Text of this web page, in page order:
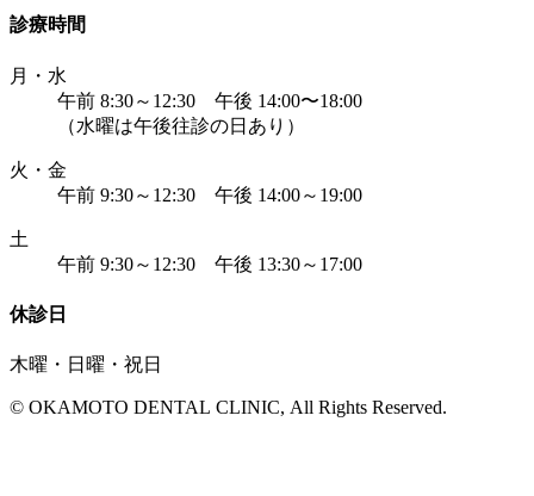
診療時間
月・水
午前 8:30～12:30 午後 14:00〜18:00
（水曜は午後往診の日あり）
火・金
午前 9:30～12:30 午後 14:00～19:00
土
午前 9:30～12:30 午後 13:30～17:00
休診日
木曜・日曜・祝日
© OKAMOTO DENTAL CLINIC, All Rights Reserved.